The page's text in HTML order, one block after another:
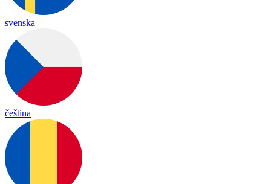
svenska
čeština